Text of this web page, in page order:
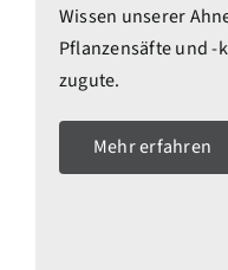
Wissen unserer
Pflanzensäfte und -
zugute.
Mehr erfahren